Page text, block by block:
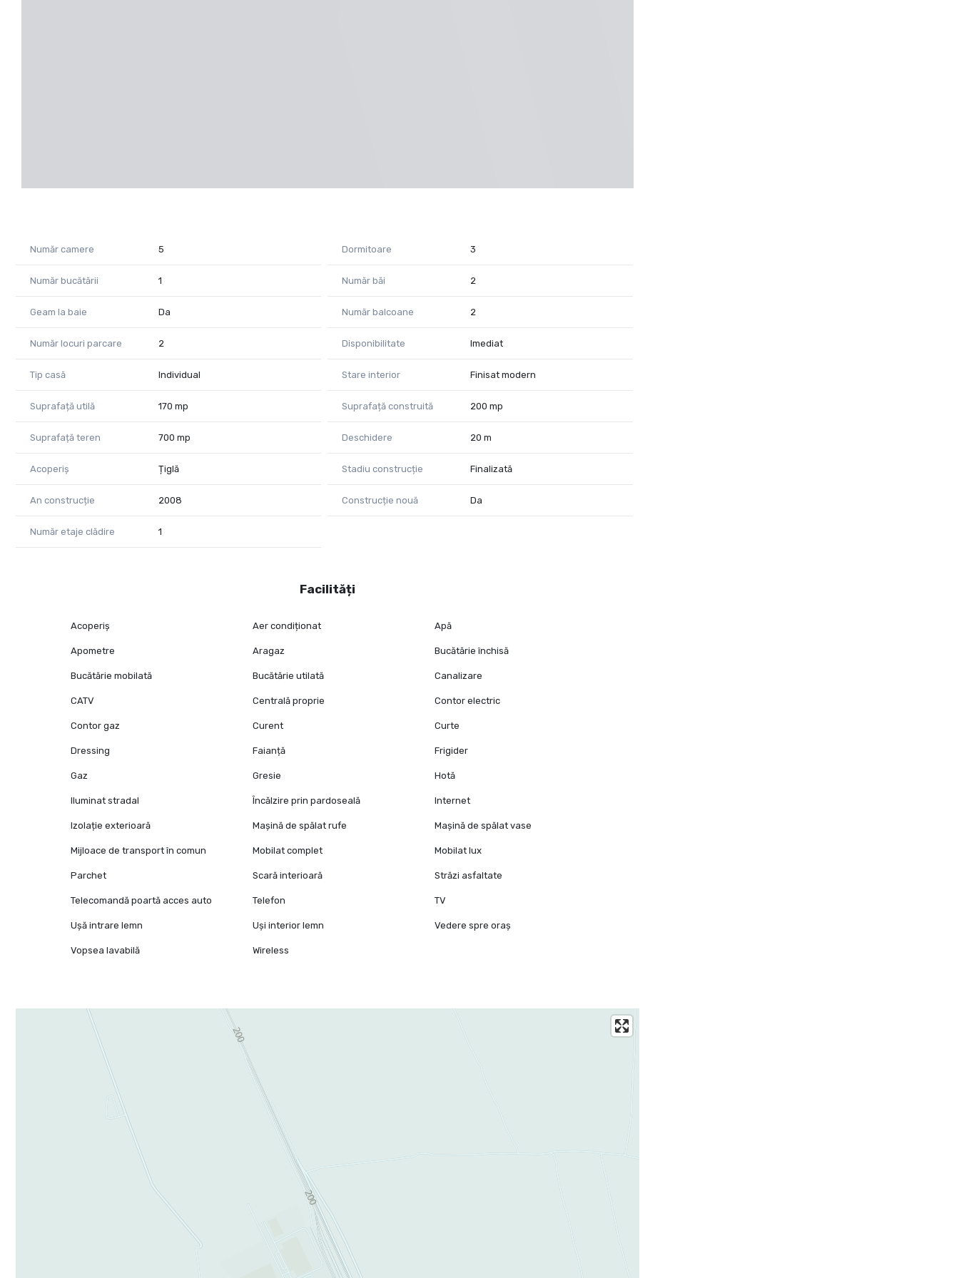
Număr camere 5 Dormitoare 3
Număr bucătării 1 Număr băi 2
Geam la baie Da Număr balcoane 2
Număr locuri parcare 2 Disponibilitate Imediat
Tip casă Individual Stare interior Finisat modern
Suprafață utilă 170 mp Suprafață construită 200 mp
Suprafață teren 700 mp Deschidere 20 m
Acoperiș Țiglă Stadiu construcție Finalizată
An construcție 2008 Construcție nouă Da
Număr etaje clădire 1
Facilități
Acoperiș Aer condiționat Apă
Apometre Aragaz Bucătărie închisă
Bucătărie mobilată Bucătărie utilată Canalizare
CATV Centrală proprie Contor electric
Contor gaz Curent Curte
Dressing Faianță Frigider
Gaz Gresie Hotă
Iluminat stradal Încălzire prin pardoseală Internet
Izolație exterioară Mașină de spălat rufe Mașină de spălat vase
Mijloace de transport în comun Mobilat complet Mobilat lux
Parchet Scară interioară Străzi asfaltate
Telecomandă poartă acces auto Telefon TV
Ușă intrare lemn Uși interior lemn Vedere spre oraș
Vopsea lavabilă Wireless